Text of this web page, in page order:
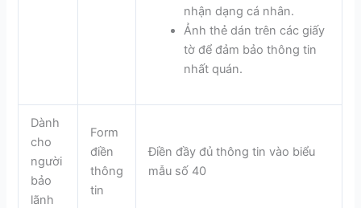
nhận dạng cá nhân.
Ảnh thẻ dán trên các giấy
tờ để đảm bảo thông tin
nhất quán.
Dành
cho
người
bảo
lãnh
Form
điền
thông
tin
Điền đầy đủ thông tin vào biểu
mẫu số 40